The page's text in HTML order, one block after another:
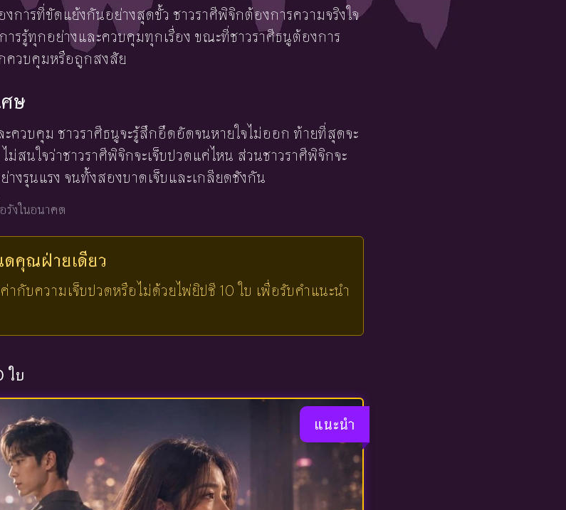
ารที่ขัดแย้งกันอย่างสุดขั้ว ชาวราศีพิจิกต้องการความจริงใจ
ารรู้ทุกอย่างและควบคุมทุกเรื่อง ขณะที่ชาวราศีธนูต้องการ
ควบคุมหรือถูกสงสัย
ษ
ควบคุม ชาวราศีธนูจะรู้สึกอึดอัดจนหายใจไม่ออก ท้ายที่สุดจะ
สนใจว่าชาวราศีพิจิกจะเจ็บปวดแค่ไหน ส่วนชาวราศีพิจิกจะ
งรุนแรง จนทั้งสองบาดเจ็บและเกลียดชังกัน
รังในอนาคต
ดคุณฝ่ายเดียว
กับความเจ็บปวดหรือไม่ด้วยไพ่ยิปซี 10 ใบ เพื่อรับคำแนะนำ
ใบ
แนะนำ